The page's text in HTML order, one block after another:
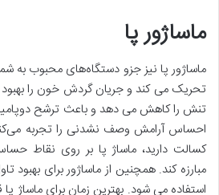
ماساژور پا
ماساژور پا نیز جزو دستگاه‌های محبوب به
تحریک می کند و جریان گردش خون را
تنش را کاهش می دهد و باعث ترشح
احساس آرامش وصف نشدنی را تجربه
کسالت دارید، ماساژ پا بر روی نقاط
مبارزه کند. همچنین از ماساژور برای بهبود
استفاده می شود. بهترین زمان برای ماساژ